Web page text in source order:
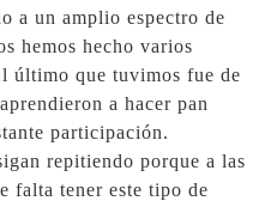
a un amplio espectro de
hemos hecho varios
último que tuvimos fue de
a hacer pan
participación.
repitiendo porque a las
falta tener este tipo de